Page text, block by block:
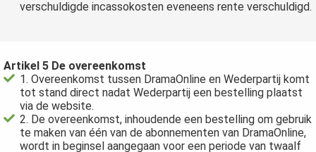
verschuldigde incassokosten eveneens rente verschuldigd.
Artikel 5 De overeenkomst
1. Overeenkomst tussen DramaOnline en Wederpartij komt
tot stand direct nadat Wederpartij een bestelling plaatst
via de website.
2. De overeenkomst, inhoudende een bestelling om gebruik
te maken van één van de abonnementen van DramaOnline,
wordt in beginsel aangegaan voor een periode van twaalf